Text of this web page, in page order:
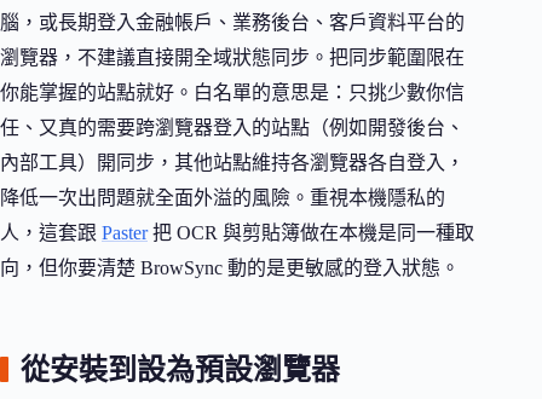
腦，或長期登入金融帳戶、業務後台、客戶資料平台的
瀏覽器，不建議直接開全域狀態同步。把同步範圍限在
你能掌握的站點就好。白名單的意思是：只挑少數你信
任、又真的需要跨瀏覽器登入的站點（例如開發後台、
內部工具）開同步，其他站點維持各瀏覽器各自登入，
降低一次出問題就全面外溢的風險。重視本機隱私的
人，這套跟 Paster把 OCR 與剪貼簿做在本機是同一種取
向，但你要清楚 BrowSync 動的是更敏感的登入狀態。
從安裝到設為預設瀏覽器